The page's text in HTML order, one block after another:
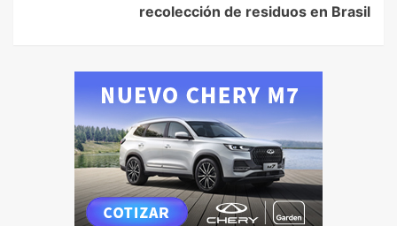
recolección de residuos en Brasil